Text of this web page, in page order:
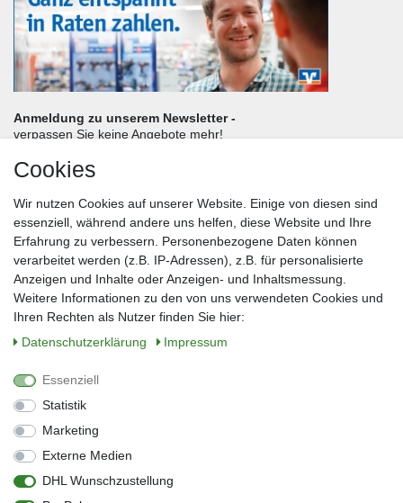
Anmeldung zu unserem Newsletter -
verpassen Sie keine Angebote mehr!
Nachname*
E-Mail*
Sie können den Newsletter jederzeit kostenlos abbestellen.
** gilt für Lieferungen innerhalb Deutschlands, Lieferzeiten für andere Länder
entnehmen Sie bitte der Schaltfläche mit den Versandinformationen
Widerrufs­recht
Kontakt
Barrierefreiheitserklärung
Cookies
Wir nutzen Cookies auf unserer Website. Einige von diesen sind
essenziell, während andere uns helfen, diese Website und Ihre
Erfahrung zu verbessern. Personenbezogene Daten können
verarbeitet werden (z.B. IP-Adressen), z.B. für personalisierte
Anzeigen und Inhalte oder Anzeigen- und Inhaltsmessung.
Weitere Informationen zu den von uns verwendeten Cookies und
Ihren Rechten als Nutzer finden Sie hier:
Daten­schutz­erklärung
Impressum
Essenziell
Statistik
Marketing
Externe Medien
DHL Wunschzustellung